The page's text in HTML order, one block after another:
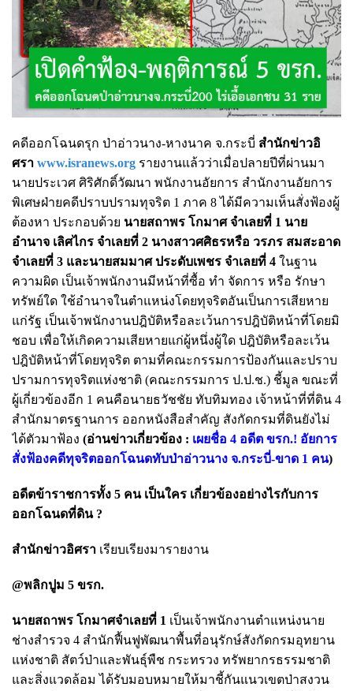
คดีออกโฉนดรุก ป่าอ่าวนาง-หางนาค จ.กระบี่ สำนักข่าวอิ
ศรา www.isranews.org รายงานแล้วว่าเมื่อปลายปีที่ผ่านมา
นายประเวศ ศิริศักดิ์วัฒนา พนักงานอัยการ สำนักงานอัยการ
พิเศษฝ่ายคดีปราบปรามทุจริต 1 ภาค 8 ได้มีความเห็นสั่งฟ้องผู้
ต้องหา ประกอบด้วย นายสถาพร โกมาศ จำเลยที่ 1 นาย
อำนาจ เลิศไกร จำเลยที่ 2 นางสาวศศิธรหรือ วรภร สมสะอาด
จำเลยที่ 3 และนายสมมาศ ประดับเพชร จำเลยที่ 4 ในฐาน
ความผิด เป็นเจ้าพนักงานมีหน้าที่ซื้อ ทำ จัดการ หรือ รักษา
ทรัพย์ใด ใช้อำนาจในตำแหน่งโดยทุจริตอันเป็นการเสียหาย
แก่รัฐ เป็นเจ้าพนักงานปฎิบัติหรือละเว้นการปฎิบัติหน้าที่โดยมิ
ชอบ เพื่อให้เกิดความเสียหายแก่ผู้หนึ่งผู้ใด ปฎิบัติหรือละเว้น
ปฎิบัติหน้าที่โดยทุจริต ตามที่คณะกรรมการป้องกันและปราบ
ปรามการทุจริตแห่งชาติ (คณะกรรมการ ป.ป.ช.) ชี้มูล ขณะที่
ผู้เกี่ยวข้องอีก 1 คนคือนายธวัชชัย ทับทิมทอง เจ้าหน้าที่ที่ดิน 4
สํานักมาตรฐานการ ออกหนังสือสําคัญ สังกัดกรมที่ดินยังไม่
ได้ตัวมาฟ้อง (อ่านข่าวเกี่ยวข้อง : เผยชื่อ 4 อดีต ขรก.! อัยการ
สั่งฟ้องคดีทุจริตออกโฉนดทับป่าอ่าวนาง จ.กระบี่-ขาด 1 คน)
อดีตข้าราชการทั้ง 5 คน เป็นใคร เกี่ยวข้องอย่างไรกับการ
ออกโฉนดที่ดิน ?
สำนักข่าวอิศรา เรียบเรียงมารายงาน
@พลิกปูม 5 ขรก.
นายสถาพร โกมาศจําเลยที่ 1 เป็นเจ้าพนักงานตําแหน่งนาย
ช่างสํารวจ 4 สํานักฟื้นฟูพัฒนาพื้นที่อนุรักษ์สังกัดกรมอุทยาน
แห่งชาติ สัตว์ป่าและพันธุ์พืช กระทรวง ทรัพยากรธรรมชาติ
และสิ่งแวดล้อม ได้รับมอบหมายให้มาชี้กันแนวเขตป่าสงวน